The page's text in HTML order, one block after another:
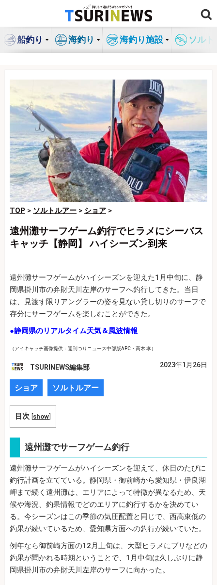
ン
船釣り 海釣り 海釣り施設 ソル
TOP > ソルトルアー > ショア >
遠州灘サーフゲーム釣行でヒラメにシーバス
キャッチ【静岡】 ハイシーズン到来
遠州灘サーフゲームがハイシーズンを迎えた1月中旬に、静
岡県掛川市の弁財天川左岸のサーフへ釣行してきた。当日
は、見渡す限りアングラーの姿を見ない貸し切りのサーフで
存分にサーフゲームを楽しむことができた。
●静岡県のリアルタイム天気＆風波情報
（アイキャッチ画像提供：週刊つりニュース中部版APC・高木 孝）
TSURINEWS編集部 2023年1月26日
ショア ソルトルアー
目次 [show]
遠州灘でサーフゲーム釣行
遠州灘サーフゲームがハイシーズンを迎えて、休日のたびに
釣行計画を立てている。静岡県・御前崎から愛知県・伊良湖
岬まで続く遠州灘は、エリアによって特徴が異なるため、天
候や海況、釣果情報でどのエリアに釣行するかを決めてい
る。今シーズンはこの季節の気圧配置と同じで、西高東低の
釣果が続いているため、愛知県方面への釣行が続いていた。
例年なら御前崎方面の12月上旬は、大型ヒラメにブリなどの
釣果が聞かれる時期ということで、1月中旬は久しぶりに静
岡県掛川市の弁財天川左岸のサーフに向かった。